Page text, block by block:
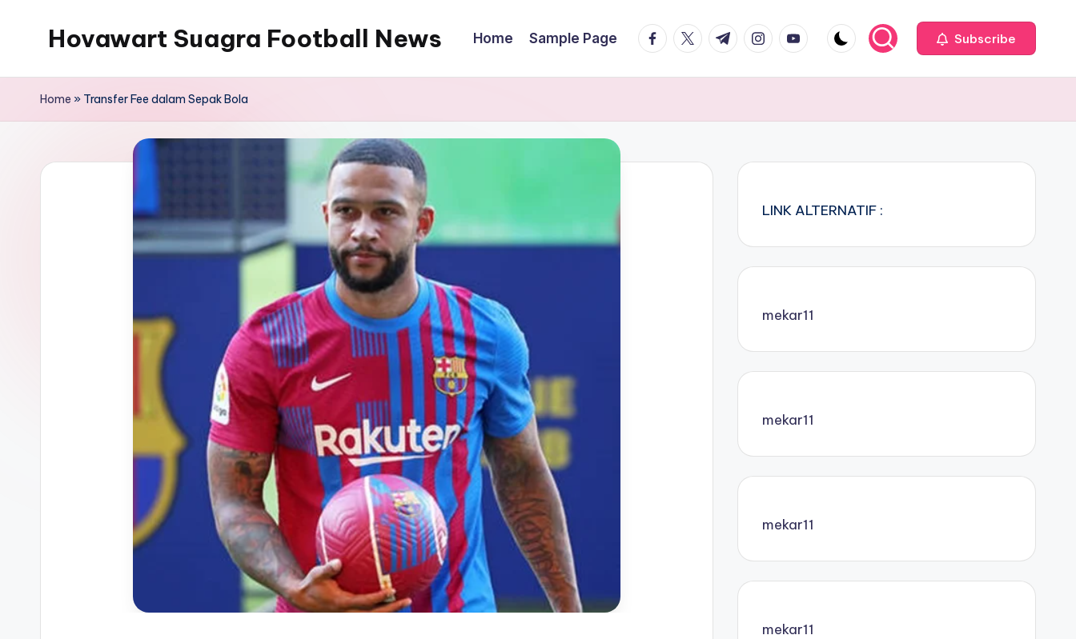
Hovawart Suagra Football News
Suagra
menyediakan
Home Sample Page facebook.com
twitter.com
t.me instagram.com
youtube.com Subscribe
Home » Transfer Fee dalam Sepak Bola
LINK ALTERNATIF :
mekar11
mekar11
mekar11
mekar11